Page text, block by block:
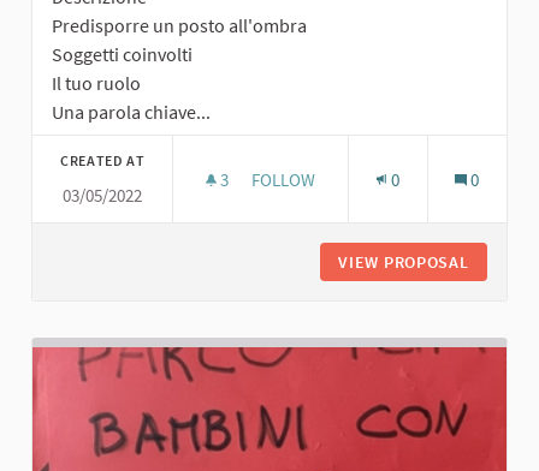
Predisporre un posto all'ombra
Soggetti coinvolti
Il tuo ruolo
Una parola chiave...
CREATED AT
03/05/2022
3 3 FOLLOWERS
FOLLOW 0 0
VIEW PROPOSAL